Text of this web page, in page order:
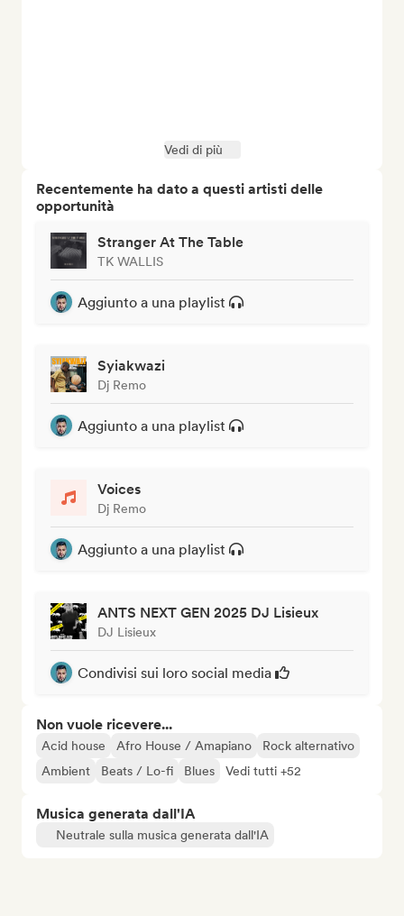
Vedi di più
Recentemente ha dato a questi artisti delle
opportunità
Stranger At The Table
TK WALLIS
Aggiunto a una playlist
Syiakwazi
Dj Remo
Aggiunto a una playlist
Voices
Dj Remo
Aggiunto a una playlist
ANTS NEXT GEN 2025 DJ Lisieux
DJ Lisieux
Condivisi sui loro social media
Non vuole ricevere...
Acid house Afro House / Amapiano
Rock alternativo
Ambient
Beats / Lo-fi Blues Vedi tutti +52
Musica generata dall'IA
Neutrale sulla musica generata dall'IA